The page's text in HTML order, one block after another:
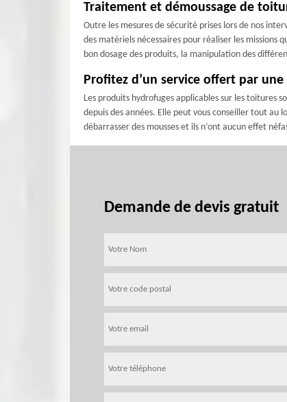
Traitement et démoussage de
Outre les mesures de sécurité prises lors de nos
des matériels nécessaires pour réaliser les missions
bon dosage des produits, la manipulation des
Profitez d’un service offert par
Les produits hydrofuges applicables sur les toitures
depuis des années. Elle peut vous conseiller tout au
débarrasser des mousses et ils n’ont aucun effet
Demande de devis gratuit